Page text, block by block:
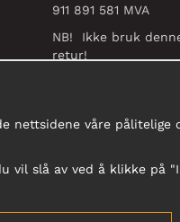
911 891 581 MVA
NB! Ikke bruk
retur!
nettsidene våre
vil slå av ved å klikke på